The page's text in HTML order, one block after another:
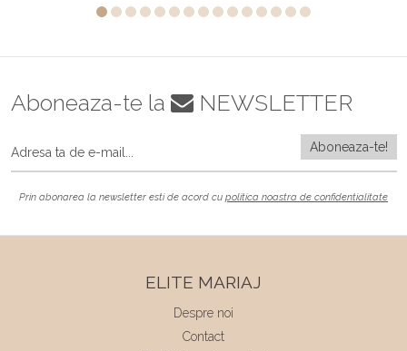
Aboneaza-te la NEWSLETTER
Prin abonarea la newsletter esti de acord cu politica noastra de confidentialitate
ELITE MARIAJ
Despre noi
Contact